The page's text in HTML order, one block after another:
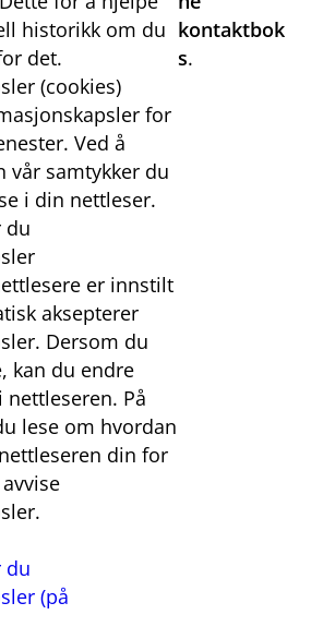
historikk om du
det.
(cookies)
for
Ved å
vår samtykker du
i din nettleser.
du
er innstilt
aksepterer
Dersom du
kan du endre
På
lese om hvordan
din for
du
(på
kontaktbok
s.